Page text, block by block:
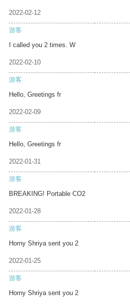
2022-02-12
游客
I called you 2 times. W
2022-02-10
游客
Hello, Greetings fr
2022-02-09
游客
Hello, Greetings fr
2022-01-31
游客
BREAKING! Portable CO2
2022-01-28
游客
Horny Shriya sent you 2
2022-01-25
游客
Horny Shriya sent you 2